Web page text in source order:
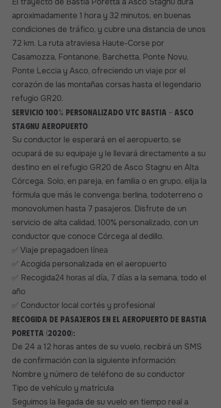
aproximadamente 1 hora y 32 minutos, en buenas
condiciones de tráfico, y cubre una distancia de unos
72 km. La ruta atraviesa Haute-Corse por
Casamozza, Fontanone, Barchetta, Ponte Novu,
Ponte Leccia y Asco, ofreciendo un viaje por el
corazón de las montañas corsas hasta el legendario
refugio GR20.
Servicio 100% personalizado VTC Bastia - Asco
Stagnu aeropuerto
Su conductor le esperará en el aeropuerto, se
ocupará de su equipaje y le llevará directamente a su
destino en el refugio GR20 de Asco Stagnu en Alta
Córcega. Solo, en pareja, en familia o en grupo, elija la
fórmula que más le convenga: berlina, todoterreno o
monovolumen hasta 7 pasajeros. Disfrute de un
servicio de alta calidad, 100% personalizado, con un
conductor que conoce Córcega al dedillo.
✅ Viaje prepagadoen línea
✅ Acogida personalizada en el aeropuerto
✅ Recogida24 horas al día, 7 días a la semana, todo el
año
✅ Conductor local cortés y profesional
Recogida de pasajeros en el aeropuerto de Bastia
Poretta (20200):
De 24 a 12 horas antes de su vuelo, recibirá un SMS
de confirmación con la siguiente información:
Nombre y número de teléfono de su conductor
Tipo de vehículo y matrícula
Seguimos la llegada de su vuelo en tiempo real a